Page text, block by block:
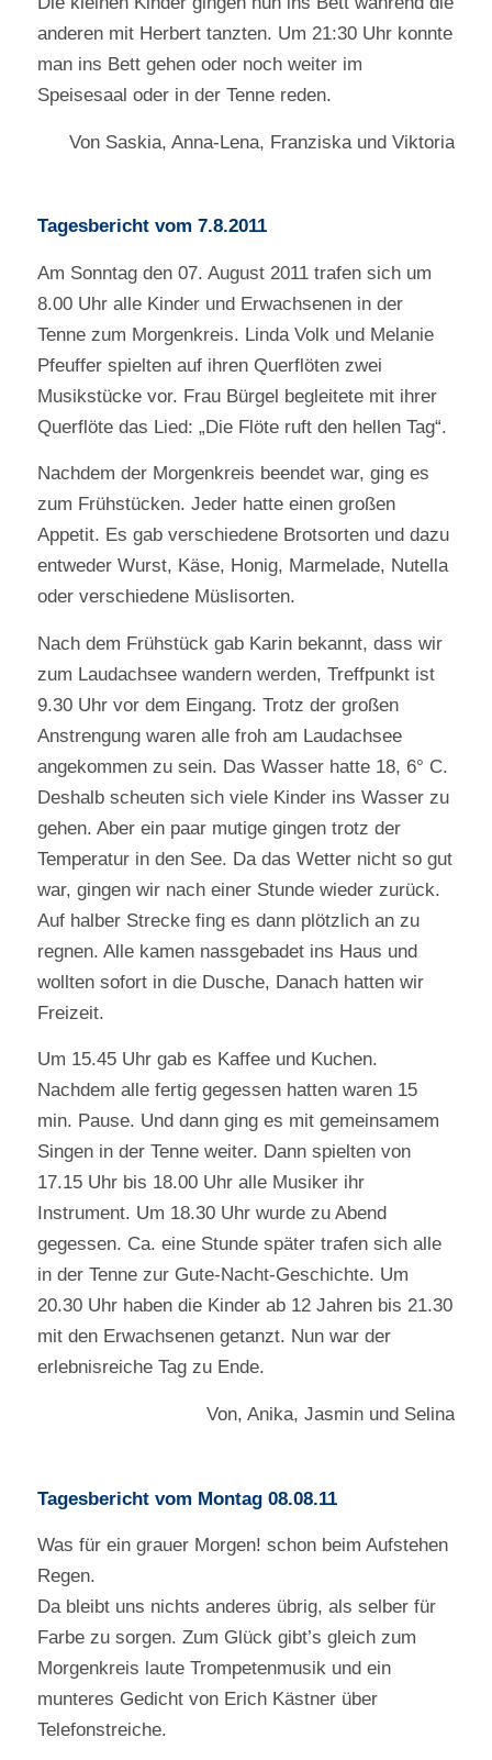
anderen mit Herbert tanzten. Um 21:30 Uhr konnte
man ins Bett gehen oder noch weiter im
Speisesaal oder in der Tenne reden.
Von Saskia, Anna-Lena, Franziska und Viktoria
Tagesbericht vom 7.8.2011
Am Sonntag den 07. August 2011 trafen sich um
8.00 Uhr alle Kinder und Erwachsenen in der
Tenne zum Morgenkreis. Linda Volk und Melanie
Pfeuffer spielten auf ihren Querflöten zwei
Musikstücke vor. Frau Bürgel begleitete mit ihrer
Querflöte das Lied: „Die Flöte ruft den hellen Tag“.
Nachdem der Morgenkreis beendet war, ging es
zum Frühstücken. Jeder hatte einen großen
Appetit. Es gab verschiedene Brotsorten und dazu
entweder Wurst, Käse, Honig, Marmelade, Nutella
oder verschiedene Müslisorten.
Nach dem Frühstück gab Karin bekannt, dass wir
zum Laudachsee wandern werden, Treffpunkt ist
9.30 Uhr vor dem Eingang. Trotz der großen
Anstrengung waren alle froh am Laudachsee
angekommen zu sein. Das Wasser hatte 18, 6° C.
Deshalb scheuten sich viele Kinder ins Wasser zu
gehen. Aber ein paar mutige gingen trotz der
Temperatur in den See. Da das Wetter nicht so gut
war, gingen wir nach einer Stunde wieder zurück.
Auf halber Strecke fing es dann plötzlich an zu
regnen. Alle kamen nassgebadet ins Haus und
wollten sofort in die Dusche, Danach hatten wir
Freizeit.
Um 15.45 Uhr gab es Kaffee und Kuchen.
Nachdem alle fertig gegessen hatten waren 15
min. Pause. Und dann ging es mit gemeinsamem
Singen in der Tenne weiter. Dann spielten von
17.15 Uhr bis 18.00 Uhr alle Musiker ihr
Instrument. Um 18.30 Uhr wurde zu Abend
gegessen. Ca. eine Stunde später trafen sich alle
in der Tenne zur Gute-Nacht-Geschichte. Um
20.30 Uhr haben die Kinder ab 12 Jahren bis 21.30
mit den Erwachsenen getanzt. Nun war der
erlebnisreiche Tag zu Ende.
Von, Anika, Jasmin und Selina
Tagesbericht vom Montag 08.08.11
Was für ein grauer Morgen! schon beim Aufstehen
Regen.
Da bleibt uns nichts anderes übrig, als selber für
Farbe zu sorgen. Zum Glück gibt’s gleich zum
Morgenkreis laute Trompetenmusik und ein
munteres Gedicht von Erich Kästner über
Telefonstreiche.